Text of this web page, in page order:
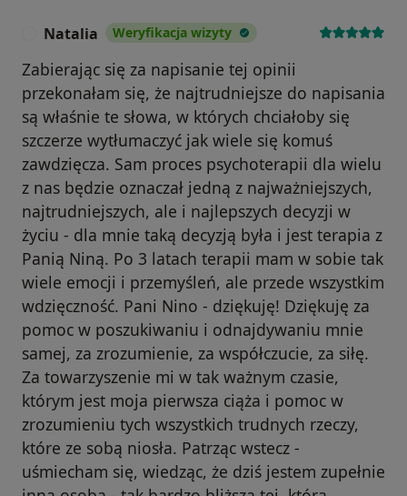
Natalia Weryfikacja wizyty
Zabierając się za napisanie tej opinii
przekonałam się, że najtrudniejsze do napisania
są właśnie te słowa, w których chciałoby się
szczerze wytłumaczyć jak wiele się komuś
zawdzięcza. Sam proces psychoterapii dla wielu
z nas będzie oznaczał jedną z najważniejszych,
najtrudniejszych, ale i najlepszych decyzji w
życiu - dla mnie taką decyzją była i jest terapia z
Panią Niną. Po 3 latach terapii mam w sobie tak
wiele emocji i przemyśleń, ale przede wszystkim
wdzięczność. Pani Nino - dziękuję! Dziękuję za
pomoc w poszukiwaniu i odnajdywaniu mnie
samej, za zrozumienie, za współczucie, za siłę.
Za towarzyszenie mi w tak ważnym czasie,
którym jest moja pierwsza ciąża i pomoc w
zrozumieniu tych wszystkich trudnych rzeczy,
które ze sobą niosła. Patrząc wstecz -
uśmiecham się, wiedząc, że dziś jestem zupełnie